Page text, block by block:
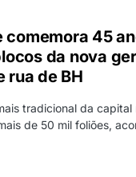
comemora 45
da nova
rua de BH
tradicional da capital
de 50 mil foliões,